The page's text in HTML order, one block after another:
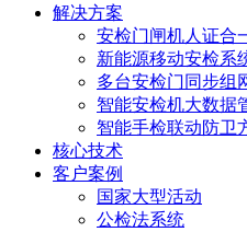
解决方案
安检门闸机人证合
新能源移动安检系
多台安检门同步组
智能安检机大数据
智能手检联动防卫
核心技术
客户案例
国家大型活动
公检法系统